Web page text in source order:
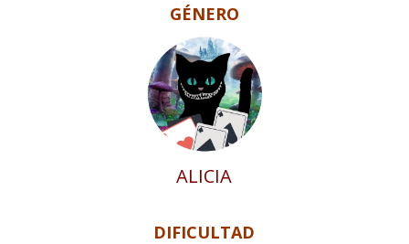
GÉNERO
ALICIA
DIFICULTAD